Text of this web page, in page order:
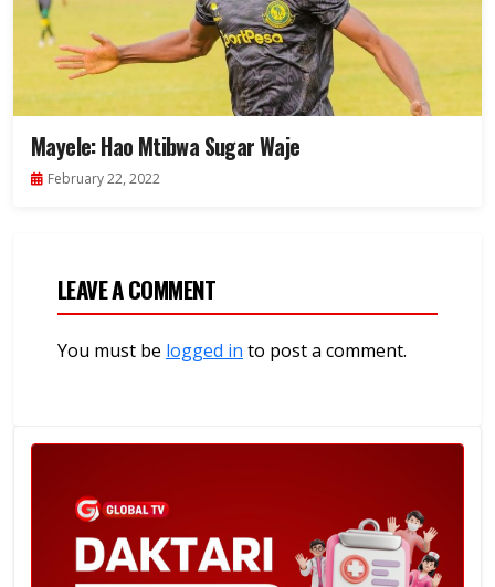
Mayele: Hao Mtibwa Sugar Waje
February 22, 2022
LEAVE A COMMENT
You must be logged in to post a comment.